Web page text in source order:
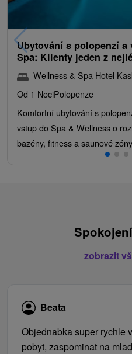
Ubytování s polopenzí a
Spa: Klienty jeden z
Wellness & Spa Hotel
Od 1 NociPolopenze
Komfortní ubytování s
vstup do Spa & Wellness o
bazény, fitness a saunové
zobrazit
Beata
Objednabka super rychle
pobyt, zaspominat na